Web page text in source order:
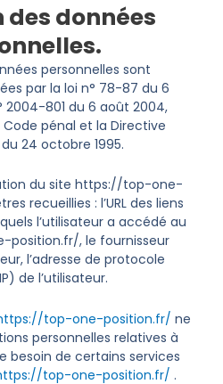
des données
personnelles sont
par la loi n° 78-87 du 6
2004-801 du 6 août 2004,
Code pénal et la Directive
24 octobre 1995.
du site https://top-one-
recueillies : l’URL des liens
l’utilisateur a accédé au
, le fournisseur
l’adresse de protocole
de l’utilisateur.
top-one-position.fr/ ne
personnelles relatives à
besoin de certains services
top-one-position.fr/ .